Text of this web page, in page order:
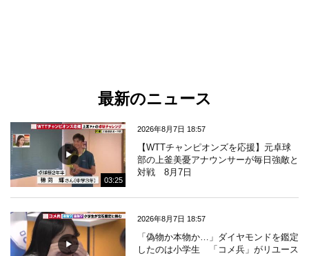
最新のニュース
03:25
2026年8月7日 18:57
【WTTチャンピオンズを応援】元卓球
部の上釜美憂アナウンサーが毎日強敵と
対戦 8月7日
2026年8月7日 18:57
「偽物か本物か…」ダイヤモンドを鑑定
したのは小学生 「コメ兵」がリユース